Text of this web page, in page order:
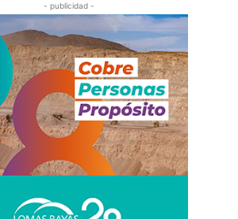
- publicidad -